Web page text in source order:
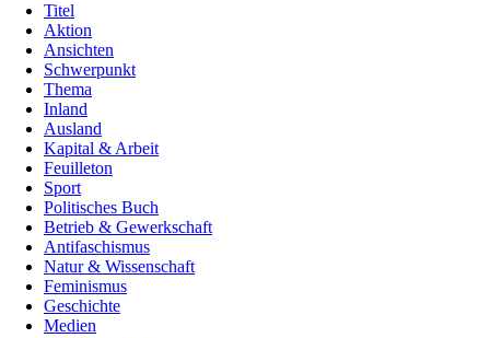
Titel
Aktion
Ansichten
Schwerpunkt
Thema
Inland
Ausland
Kapital & Arbeit
Feuilleton
Sport
Politisches Buch
Betrieb & Gewerkschaft
Antifaschismus
Natur & Wissenschaft
Feminismus
Geschichte
Medien